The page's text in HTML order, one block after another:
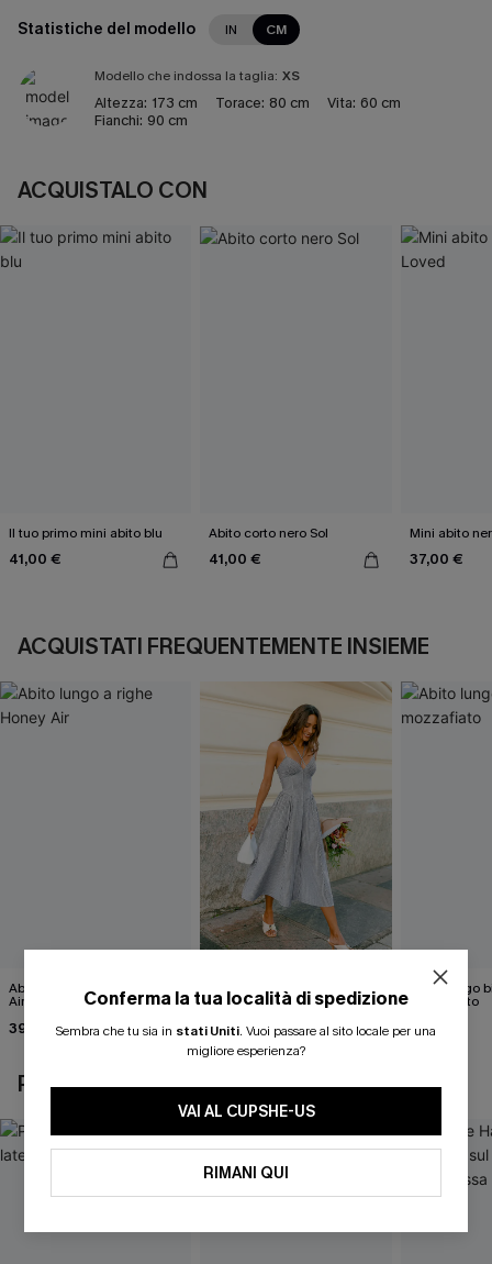
Statistiche del modello IN CM
Modello che indossa la taglia: XS
Altezza: 173 cm Torace: 80 cm Vita: 60 cm
Fianchi: 90 cm
ACQUISTALO CON
Il tuo primo mini abito blu
41,00 €
Abito corto nero Sol
41,00 €
Mini abito
37,00 €
ACQUISTATI FREQUENTEMENTE INSIEME
Abito lungo a righe Honey
Air
39,00 €
Abito lungo a righe per un
look impeccabile.
44,00 €
Abito lungo
mozzafiato
43,00 €
POTREBBE INTERESSARTI ANCHE
Conferma la tua località di spedizione
Sembra che tu sia in stati Uniti. Vuoi passare al sito locale per una
migliore esperienza?
VAI AL CUPSHE-US
RIMANI QUI